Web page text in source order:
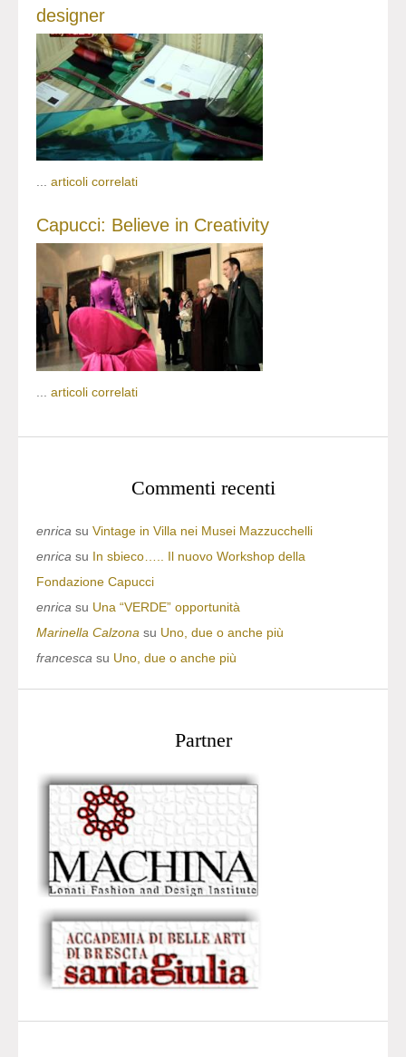
designer
... articoli correlati
Capucci: Believe in Creativity
articoli correlati
Commenti recenti
enrica su Vintage in Villa nei Musei Mazzucchelli
enrica su In sbieco….. Il nuovo Workshop della
Fondazione Capucci
enrica su Una “VERDE” opportunità
Marinella Calzona su Uno, due o anche più
francesca su Uno, due o anche più
Partner